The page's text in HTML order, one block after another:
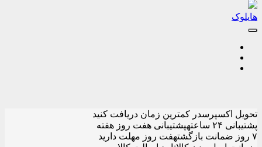
هایلوک
تحویل اکسپرسدر کمترین زمان دریافت کنید
پشتیبانی ۲۴ ساعته
پشتیبانی هفت روز هفته
۷ روز ضمانت بازگشت
هفت روز مهلت دارید